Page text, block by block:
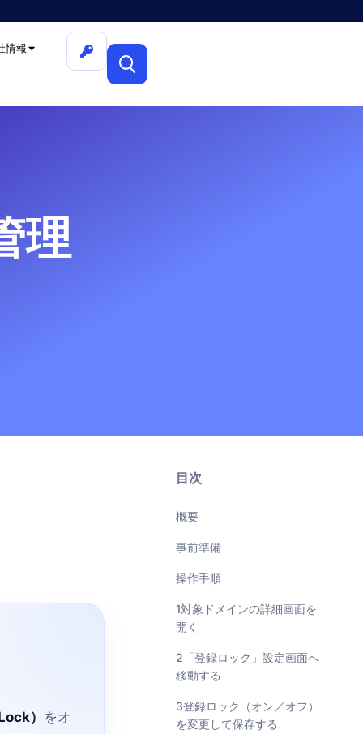
情報
理
） をオ
目次
概要
事前準備
操作手順
1対象ドメインの詳細画面を
開く
2「登録ロック」設定画面へ
移動する
3登録ロック（オン／オフ）
を変更して保存する